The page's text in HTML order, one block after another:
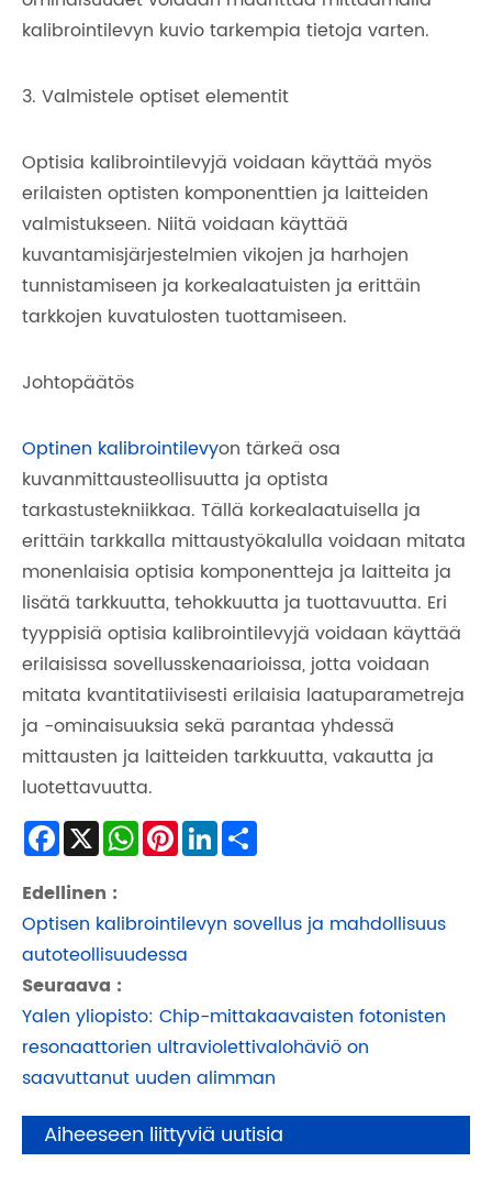
kalibrointilevyn kuvio tarkempia tietoja varten.
3. Valmistele optiset elementit
Optisia kalibrointilevyjä voidaan käyttää myös
erilaisten optisten komponenttien ja laitteiden
valmistukseen. Niitä voidaan käyttää
kuvantamisjärjestelmien vikojen ja harhojen
tunnistamiseen ja korkealaatuisten ja erittäin
tarkkojen kuvatulosten tuottamiseen.
Johtopäätös
Optinen kalibrointilevyon tärkeä osa
kuvanmittausteollisuutta ja optista
tarkastustekniikkaa. Tällä korkealaatuisella ja
erittäin tarkkalla mittaustyökalulla voidaan mitata
monenlaisia ​​optisia komponentteja ja laitteita ja
lisätä tarkkuutta, tehokkuutta ja tuottavuutta. Eri
tyyppisiä optisia kalibrointilevyjä voidaan käyttää
erilaisissa sovellusskenaarioissa, jotta voidaan
mitata kvantitatiivisesti erilaisia ​​laatuparametreja
ja -ominaisuuksia sekä parantaa yhdessä
mittausten ja laitteiden tarkkuutta, vakautta ja
luotettavuutta.
Facebook
X WhatsApp
Pinterest
LinkedIn
Edellinen :
Optisen kalibrointilevyn sovellus ja mahdollisuus
autoteollisuudessa
Seuraava :
Yalen yliopisto: Chip-mittakaavaisten fotonisten
resonaattorien ultraviolettivalohäviö on
saavuttanut uuden alimman
Aiheeseen liittyviä uutisia